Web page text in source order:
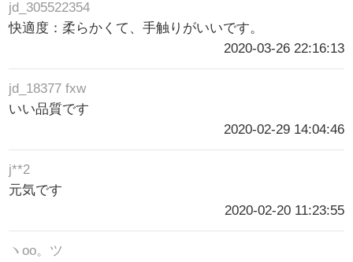
jd_305522354
快適度：柔らかくて、手触りがいいです。
2020-03-26 22:16:13
jd_18377 fxw
いい品質です
2020-02-29 14:04:46
j**2
元気です
2020-02-20 11:23:55
ヽoo。ツ